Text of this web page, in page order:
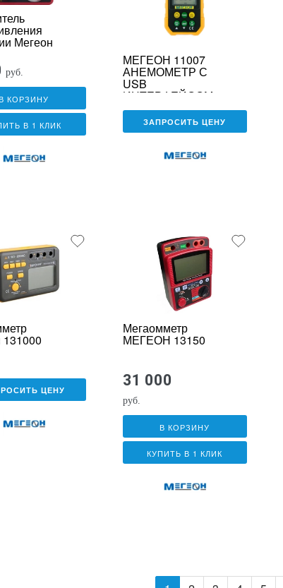
Мегеон
руб.
В КОРЗИНУ
В 1 КЛИК
МЕГЕОН 11007
АНЕМОМЕТР С
USB
ИНТЕРФЕЙСОМ
ЗАПРОСИТЬ ЦЕНУ
ЦЕНУ
Мегаомметр
МЕГЕОН 13150
31 000
руб.
В КОРЗИНУ
КУПИТЬ В 1 КЛИК